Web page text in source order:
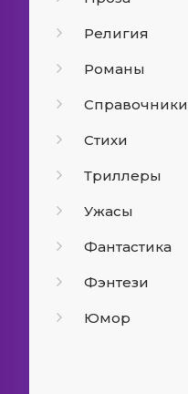
Религия
Романы
Справочники
Стихи
Триллеры
Ужасы
Фантастика
Фэнтези
Юмор